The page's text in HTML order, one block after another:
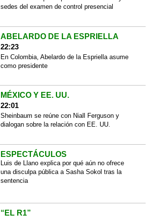
sedes del examen de control presencial
ABELARDO DE LA ESPRIELLA
22:23
En Colombia, Abelardo de la Espriella asume
como presidente
MÉXICO Y EE. UU.
22:01
Sheinbaum se reúne con Niall Ferguson y
dialogan sobre la relación con EE. UU.
ESPECTÁCULOS
Luis de Llano explica por qué aún no ofrece
una disculpa pública a Sasha Sokol tras la
sentencia
“EL R1”